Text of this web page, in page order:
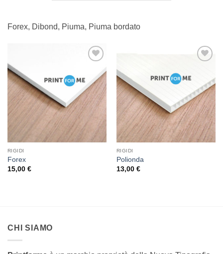
Forex, Dibond, Piuma, Piuma bordato
alla lista
dei
desideri
RIGIDI
Forex
15,00 €
alla lista
desideri
RIGIDI
Polionda
13,00 €
CHI SIAMO